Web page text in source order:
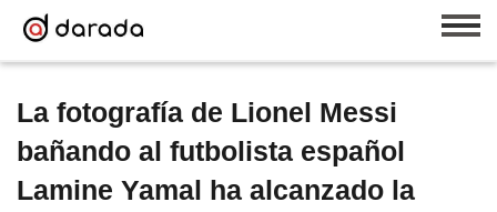
La fotografía de Lionel Messi
bañando al futbolista español
Lamine Yamal ha alcanzado la